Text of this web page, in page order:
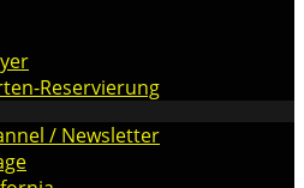
Reservierung
/ Newsletter